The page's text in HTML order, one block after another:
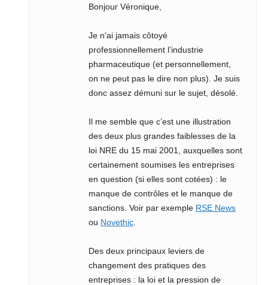
Bonjour Véronique,
Je n’ai jamais côtoyé
professionnellement l’industrie
pharmaceutique (et personnellement,
on ne peut pas le dire non plus). Je suis
donc assez démuni sur le sujet, désolé.
Il me semble que c’est une illustration
des deux plus grandes faiblesses de la
loi NRE du 15 mai 2001, auxquelles sont
certainement soumises les entreprises
en question (si elles sont cotées) : le
manque de contrôles et le manque de
sanctions. Voir par exemple RSE News
ou Novethic.
Des deux principaux leviers de
changement des pratiques des
entreprises : la loi et la pression de